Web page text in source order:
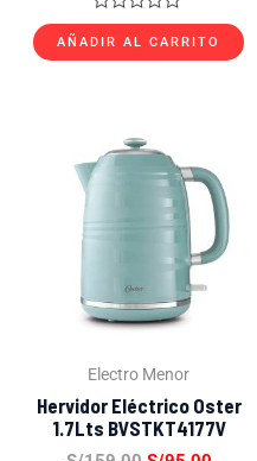
Valorado
con
0
AÑADIR AL CARRITO
Electro Menor
Hervidor Eléctrico Oster
1.7Lts BVSTKT4177V
precio
original
era:
S/159.00.
actual
es:
S/